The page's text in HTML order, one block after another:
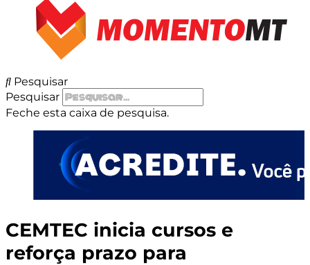
Pesquisar
Pesquisar
Feche esta caixa de pesquisa.
CEMTEC inicia cursos e
reforça prazo para